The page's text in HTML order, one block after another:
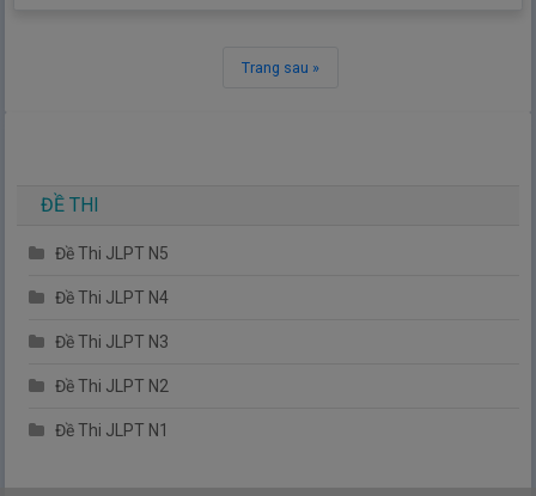
Trang sau »
ĐỀ THI
Đề Thi JLPT N5
Đề Thi JLPT N4
Đề Thi JLPT N3
Đề Thi JLPT N2
Đề Thi JLPT N1